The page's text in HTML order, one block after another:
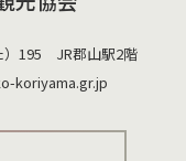
）195 JR郡山駅2階
koriyama.gr.jp